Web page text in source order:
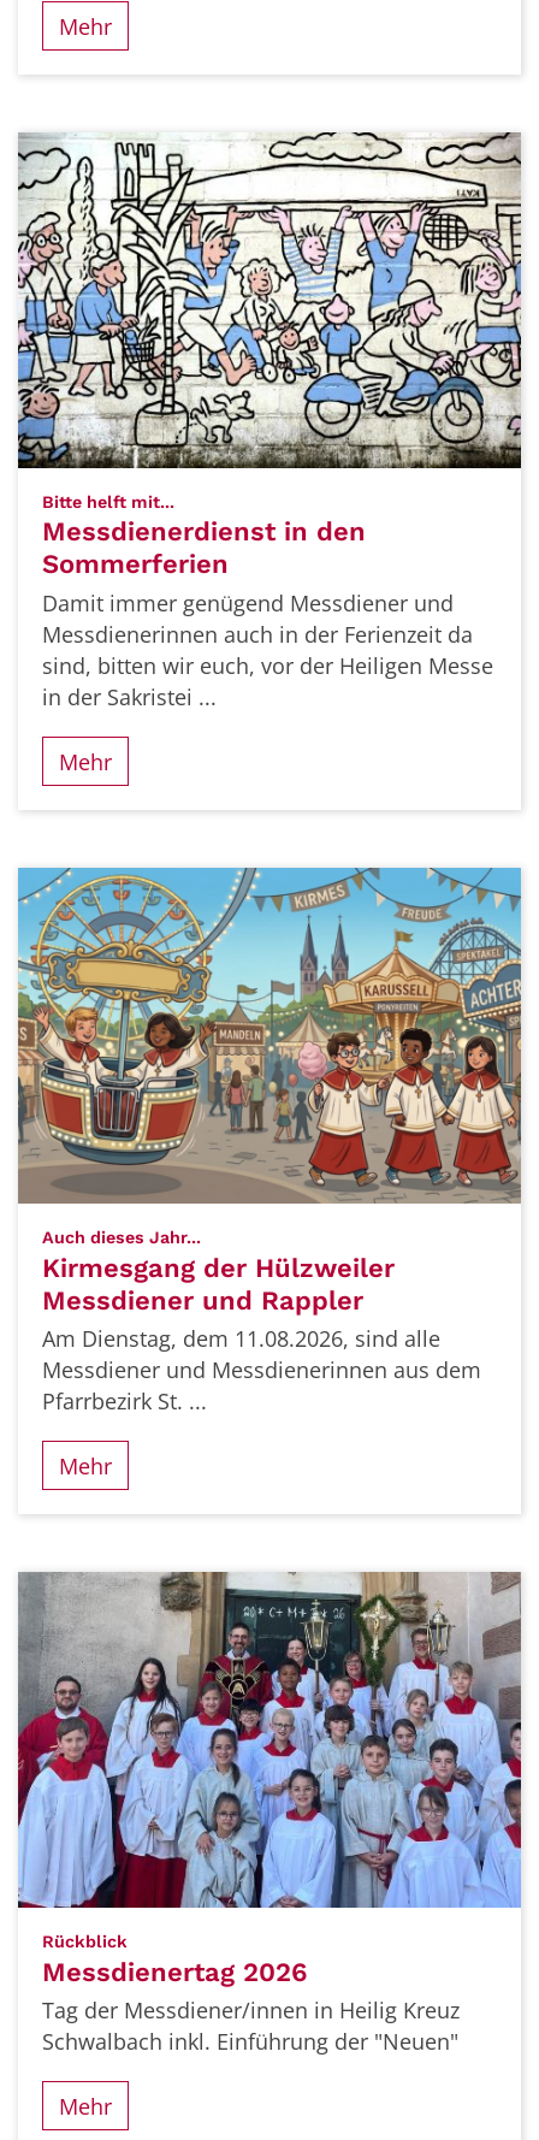
Mehr
Bitte helft mit...
Messdienerdienst in den
Sommerferien
Damit immer genügend Messdiener und
Messdienerinnen auch in der Ferienzeit da
sind, bitten wir euch, vor der Heiligen Messe
in der Sakristei ...
Mehr
Auch dieses Jahr...
Kirmesgang der Hülzweiler
Messdiener und Rappler
Am Dienstag, dem 11.08.2026, sind alle
Messdiener und Messdienerinnen aus dem
Pfarrbezirk St. ...
Mehr
Rückblick
Messdienertag 2026
Tag der Messdiener/innen in Heilig Kreuz
Schwalbach inkl. Einführung der "Neuen"
Mehr